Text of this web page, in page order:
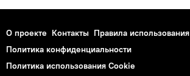
О проекте Контакты Правила использования
Политика конфиденциальности
Политика использования Cookie